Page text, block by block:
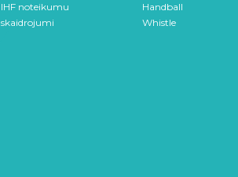
IHF noteikumu
skaidrojumi
Handball
Whistle